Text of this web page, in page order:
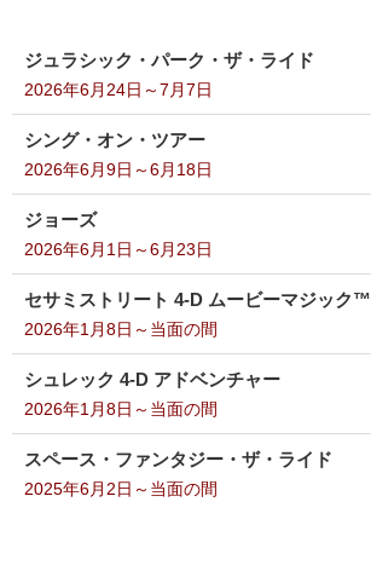
ジュラシック・パーク・ザ・ライド
2026年6月24日～7月7日
シング・オン・ツアー
2026年6月9日～6月18日
ジョーズ
2026年6月1日～6月23日
セサミストリート 4-D ムービーマジック™
2026年1月8日～当面の間
シュレック 4-D アドベンチャー
2026年1月8日～当面の間
スペース・ファンタジー・ザ・ライド
2025年6月2日～当面の間